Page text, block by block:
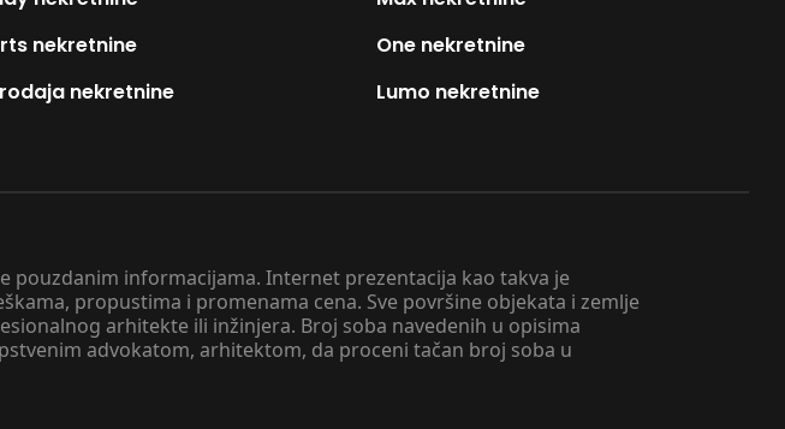
pouzdanim informacijama. Internet prezentacija kao takva je
propustima i promenama cena. Sve površine objekata i zemlje
arhitekte ili inžinjera. Broj soba navedenih u opisima
advokatom, arhitektom, da proceni tačan broj soba u
nekretnine
One nekretnine
nekretnine Lumo nekretnine